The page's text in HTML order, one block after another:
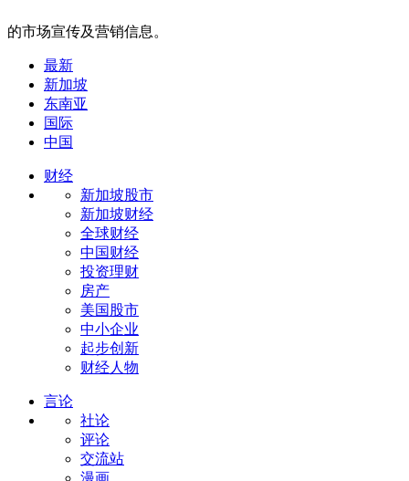
的市场宣传及营销信息。
最新
新加坡
东南亚
国际
中国
财经
新加坡股市
新加坡财经
全球财经
中国财经
投资理财
房产
美国股市
中小企业
起步创新
财经人物
言论
社论
评论
交流站
漫画